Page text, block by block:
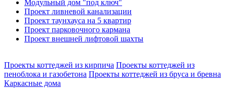
Модульный дом "под ключ"
Проект ливневой канализации
Проект таунхауса на 5 квартир
Проект парковочного кармана
Проект внешней лифтовой шахты
Проекты коттеджей из кирпича Проекты коттеджей из
пеноблока и газобетона Проекты коттеджей из бруса и бревна
Каркасные дома